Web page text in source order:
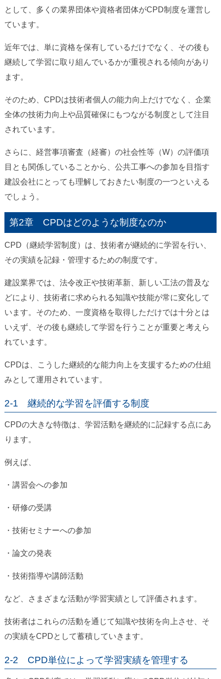
として、多くの業界団体や資格者団体がCPD制度を運営し
ています。
近年では、単に資格を保有しているだけでなく、その後も
継続して学習に取り組んでいるかが重視される傾向があり
ます。
そのため、CPDは技術者個人の能力向上だけでなく、企業
全体の技術力向上や品質確保にもつながる制度として注目
されています。
さらに、経営事項審査（経審）の社会性等（W）の評価項
目とも関係していることから、公共工事への参加を目指す
建設会社にとっても理解しておきたい制度の一つといえる
でしょう。
第2章 CPDはどのような制度なのか
CPD（継続学習制度）は、技術者が継続的に学習を行い、
その実績を記録・管理するための制度です。
建設業界では、法令改正や技術革新、新しい工法の普及な
どにより、技術者に求められる知識や技能が常に変化して
います。そのため、一度資格を取得しただけでは十分とは
いえず、その後も継続して学習を行うことが重要と考えら
れています。
CPDは、こうした継続的な能力向上を支援するための仕組
みとして運用されています。
2-1 継続的な学習を評価する制度
CPDの大きな特徴は、学習活動を継続的に記録する点にあ
ります。
例えば、
・講習会への参加
・研修の受講
・技術セミナーへの参加
・論文の発表
・技術指導や講師活動
など、さまざまな活動が学習実績として評価されます。
技術者はこれらの活動を通じて知識や技術を向上させ、そ
の実績をCPDとして蓄積していきます。
2-2 CPD単位によって学習実績を管理する